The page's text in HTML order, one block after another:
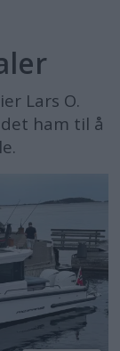
Lars O.
ham til å